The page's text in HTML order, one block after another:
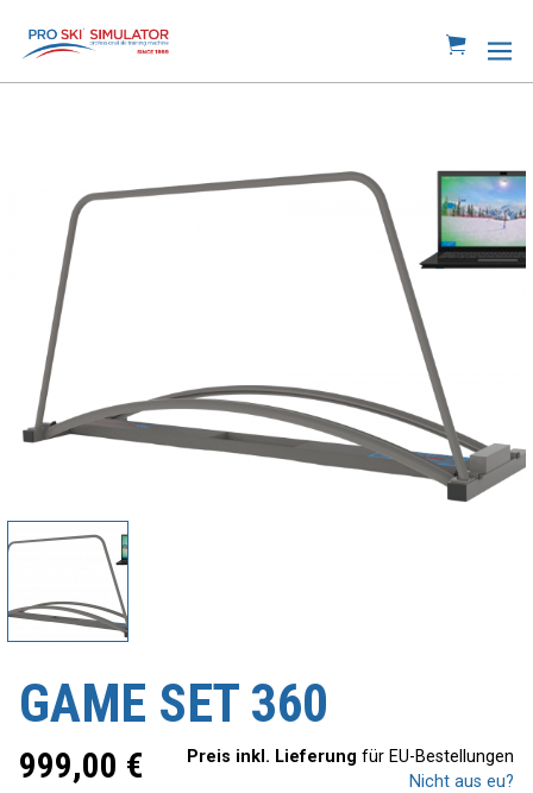
GAME SET 360
999,00 € Preis inkl. Lieferung für EU-Bestellungen
Nicht aus eu?